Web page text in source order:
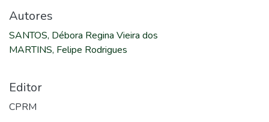
Autores
SANTOS, Débora Regina Vieira dos
MARTINS, Felipe Rodrigues
Editor
CPRM